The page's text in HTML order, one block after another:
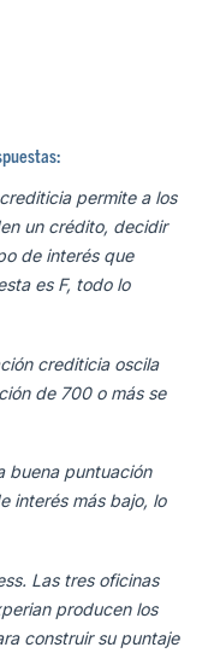
permite a los
un crédito, decidir
de interés que
es F, todo lo
crediticia oscila
de 700 o más se
buena puntuación
interés más bajo, lo
Las tres oficinas
producen los
construir su puntaje